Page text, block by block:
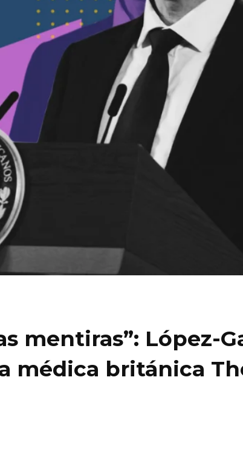
mentiras”: López-
médica británica